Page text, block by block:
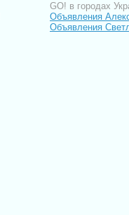
GO! в городах
Объявления
Объявления